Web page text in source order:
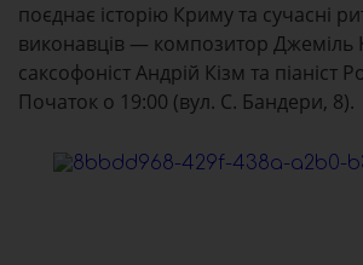
поєднає історію Криму та сучасні
виконавців — композитор Джеміль
саксофоніст Андрій Кізм та піаніст
Початок о 19:00 (вул. С. Бандери, 8).